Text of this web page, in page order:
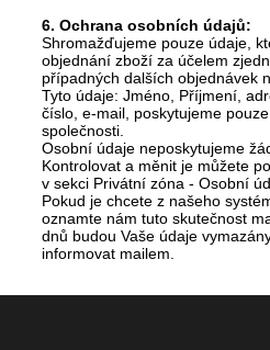
6. Ochrana osobních údajů:
Shromažďujeme pouze údaje,
objednání zboží za účelem
případných dalších objednávek
Tyto údaje: Jméno, Příjmení,
číslo, e-mail, poskytujeme
společnosti.
Osobní údaje neposkytujeme
Kontrolovat a měnit je můžete
v sekci Privátní zóna - Osobní
Pokud je chcete z našeho
oznamte nám tuto skutečnost
dnů budou Vaše údaje
informovat mailem.